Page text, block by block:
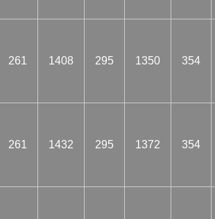
261 1408 295 1350 354
261 1432 295 1372 354